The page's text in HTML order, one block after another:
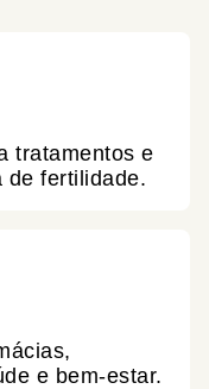
tratamentos e
de fertilidade.
e bem-estar.